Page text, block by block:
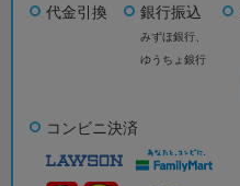
代金引換 銀行振込
みずほ銀行、
ゆうちょ銀行
コンビニ決済